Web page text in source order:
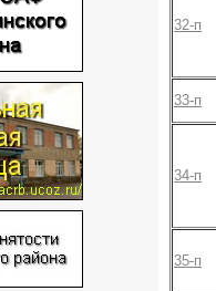
32-п
33-п
34-п
35-п